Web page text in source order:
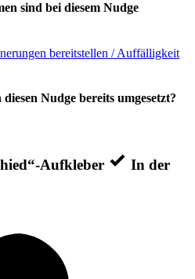
sind bei diesem Nudge
bereitstellen / Auffälligkeit
Nudge bereits umgesetzt?
Aufkleber
In der